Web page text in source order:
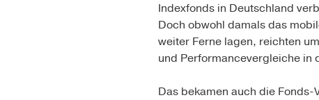
Indexfonds in Deutschland
Doch obwohl damals das
weiter Ferne lagen, reichten
und Performancevergleiche in
Das bekamen auch die